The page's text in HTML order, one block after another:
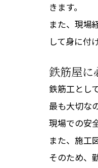
きます。
また、現場
して身に付
鉄筋屋に
鉄筋工とし
最も大切な
現場での安
また、施工
そのため、